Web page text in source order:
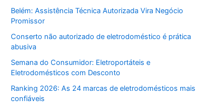
Belém: Assistência Técnica Autorizada Vira Negócio
Promissor
Conserto não autorizado de eletrodoméstico é prática
abusiva
Semana do Consumidor: Eletroportáteis e
Eletrodomésticos com Desconto
Ranking 2026: As 24 marcas de eletrodomésticos mais
confiáveis